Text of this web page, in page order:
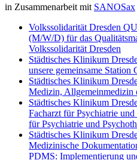
in Zusammenarbeit mit SANOSax
Volkssolidarität Dresden
(M/W/D) für das
Volkssolidarität Dresden
Städtisches Klinikum
unsere gemeinsame
Städtisches Klinikum
Medizin, Allgemeinmedizin
Städtisches Klinikum
Facharzt für Psychiatrie
für Psychiatrie und
Städtisches Klinikum
Medizinische
PDMS: Implementierung